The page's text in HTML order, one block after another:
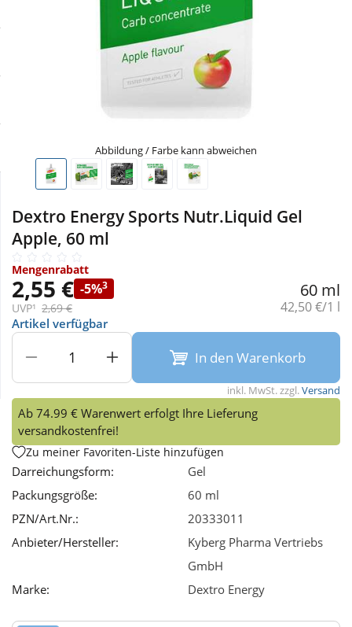
Täglich gut versorgt
Körperpflege & Kosmetik
Nahrungsergänzung
Sanitätshaus
Sport & Fitness
Wellness
Abbildung / Farbe kann abweichen
Dextro Energy Sports Nutr.Liquid Gel
Apple, 60 ml
Mengenrabatt
2,55 € -5%3
UVP¹ 2,69 €
60 ml
Grundpreis:
42,50 €/1 l
Artikel verfügbar
In den Warenkorb
inkl. MwSt. zzgl.Versand
Ab 74.99 € Warenwert erfolgt Ihre Lieferung
versandkostenfrei!
Zu meiner Favoriten-Liste hinzufügen
Darreichungsform:
Gel
Packungsgröße:
60 ml
PZN/Art.Nr.:
20333011
Anbieter/Hersteller:
Kyberg Pharma Vertriebs
GmbH
Marke:
Dextro Energy